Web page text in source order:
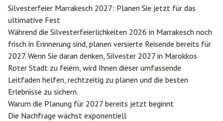
Silvesterfeier Marrakesch 2027: Planen Sie jetzt für das
ultimative Fest
Während die Silvesterfeierlichkeiten 2026 in Marrakesch noch
frisch in Erinnerung sind, planen versierte Reisende bereits für
2027. Wenn Sie daran denken, Silvester 2027 in Marokkos
Roter Stadt zu feiern, wird Ihnen dieser umfassende
Leitfaden helfen, rechtzeitig zu planen und die besten
Erlebnisse zu sichern.
Warum die Planung für 2027 bereits jetzt beginnt
Die Nachfrage wächst exponentiell